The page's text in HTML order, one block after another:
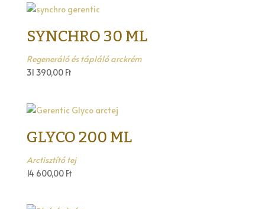
SYNCHRO 30 ML
Regeneráló és tápláló arckrém
31 390,00 Ft
GLYCO 200 ML
Arctisztító tej
14 600,00 Ft